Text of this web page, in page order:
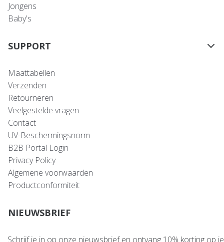
Jongens
Baby's
SUPPORT
Maattabellen
Verzenden
Retourneren
Veelgestelde vragen
Contact
UV-Beschermingsnorm
B2B Portal Login
Privacy Policy
Algemene voorwaarden
Productconformiteit
NIEUWSBRIEF
Schrijf je in op onze nieuwsbrief en ontvang 10% korting op je